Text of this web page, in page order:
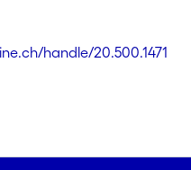
handle/20.500.1471